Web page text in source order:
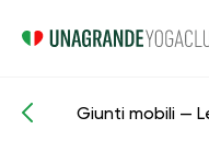
Lezioni pronte
Giunti mobili —